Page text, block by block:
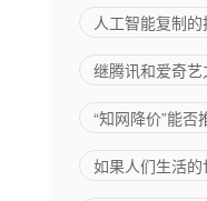
入机场的
能力
人工智能复制的
继腾讯和爱奇
“知网降价”能否
如果人们生活